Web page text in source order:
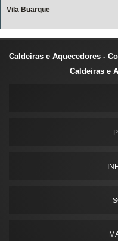
Vila Buarque
Caldeiras e Aquecedores -
Caldeiras e